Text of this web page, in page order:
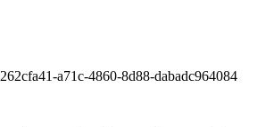
262cfa41-a71c-4860-8d88-dabadc964084